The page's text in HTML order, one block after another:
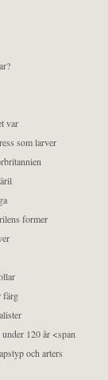
var
som larver
former
färg
120 år <span
och arters